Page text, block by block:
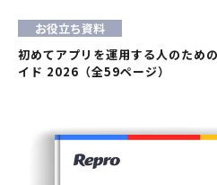
お役立ち資料
初めてアプリを運用する人のため
イド 2026（全59ページ）